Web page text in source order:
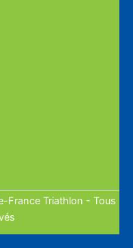
France Triathlon - Tous